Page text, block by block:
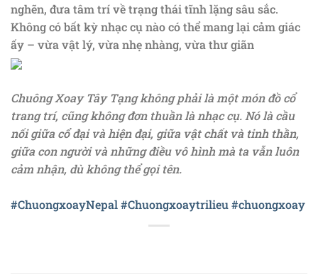
nghẽn, đưa tâm trí về trạng thái tĩnh lặng sâu sắc.
Không có bất kỳ nhạc cụ nào có thể mang lại cảm giác
ấy – vừa vật lý, vừa nhẹ nhàng, vừa thư giãn
Chuông Xoay Tây Tạng không phải là một món đồ cổ
trang trí, cũng không đơn thuần là nhạc cụ. Nó là cầu
nối giữa cổ đại và hiện đại, giữa vật chất và tinh thần,
giữa con người và những điều vô hình mà ta vẫn luôn
cảm nhận, dù không thể gọi tên.
#ChuongxoayNepal#Chuongxoaytrilieu #chuongxoay